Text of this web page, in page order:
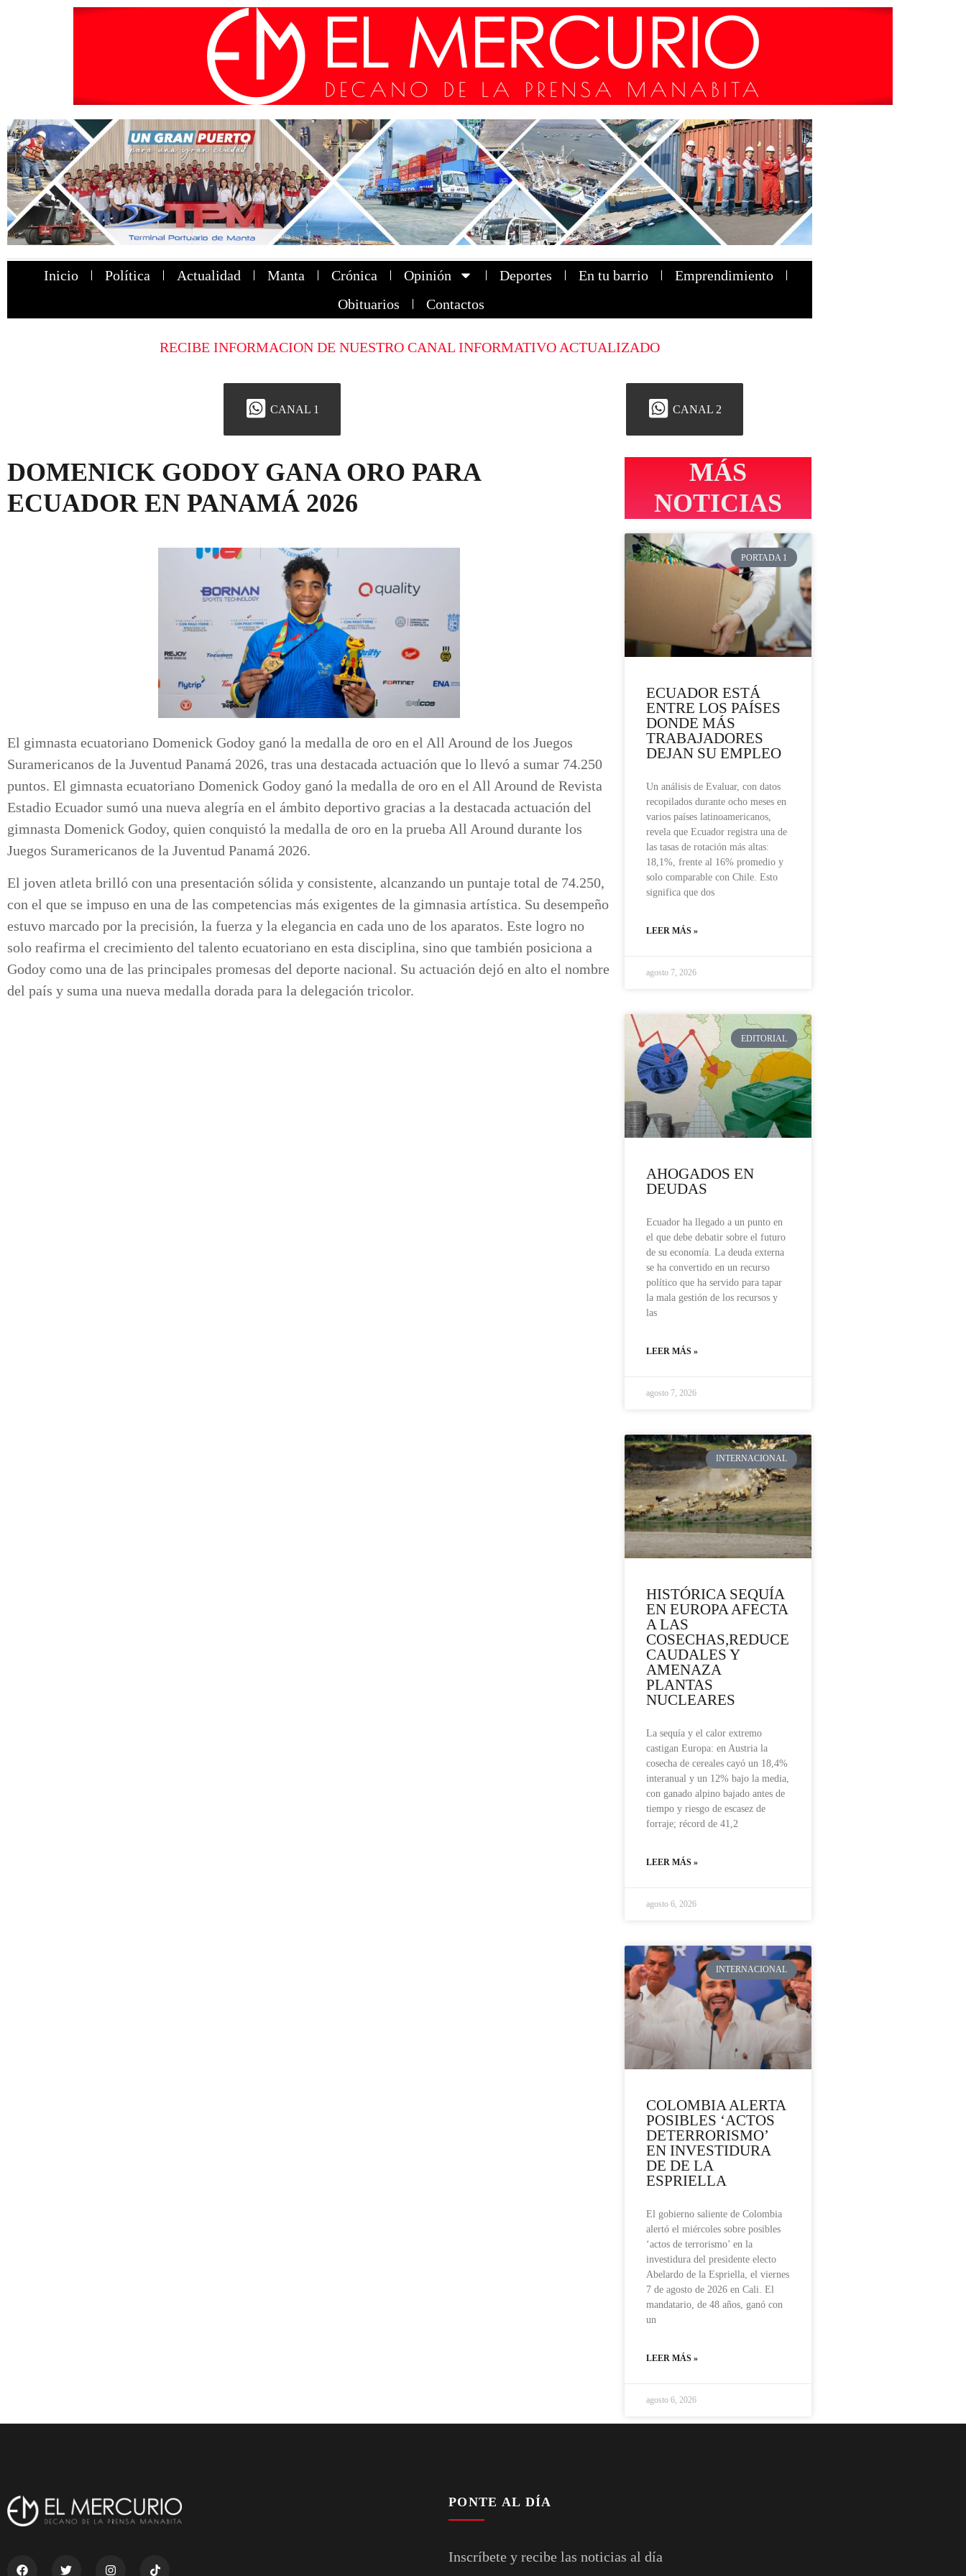
Inicio Política Actualidad Manta Crónica Opinión Deportes En tu barrio
Emprendimiento
Obituarios
Contactos
RECIBE INFORMACION DE NUESTRO CANAL INFORMATIVO ACTUALIZADO
CANAL 1 CANAL 2
DOMENICK GODOY GANA ORO PARA
ECUADOR EN PANAMÁ 2026
El gimnasta ecuatoriano Domenick Godoy ganó la medalla de oro en el All Around de los Juegos
Suramericanos de la Juventud Panamá 2026, tras una destacada actuación que lo llevó a sumar 74.250
puntos. El gimnasta ecuatoriano Domenick Godoy ganó la medalla de oro en el All Around de Revista
Estadio Ecuador sumó una nueva alegría en el ámbito deportivo gracias a la destacada actuación del
gimnasta Domenick Godoy, quien conquistó la medalla de oro en la prueba All Around durante los
Juegos Suramericanos de la Juventud Panamá 2026.
El joven atleta brilló con una presentación sólida y consistente, alcanzando un puntaje total de 74.250,
con el que se impuso en una de las competencias más exigentes de la gimnasia artística. Su desempeño
estuvo marcado por la precisión, la fuerza y la elegancia en cada uno de los aparatos. Este logro no
solo reafirma el crecimiento del talento ecuatoriano en esta disciplina, sino que también posiciona a
Godoy como una de las principales promesas del deporte nacional. Su actuación dejó en alto el nombre
del país y suma una nueva medalla dorada para la delegación tricolor.
MÁS
NOTICIAS
PORTADA 1
ECUADOR ESTÁ
ENTRE LOS PAÍSES
DONDE MÁS
TRABAJADORES
DEJAN SU EMPLEO
Un análisis de Evaluar, con datos
recopilados durante ocho meses en
varios países latinoamericanos,
revela que Ecuador registra una de
las tasas de rotación más altas:
18,1%, frente al 16% promedio y
solo comparable con Chile. Esto
significa que dos
LEER MÁS »
agosto 7, 2026
EDITORIAL
AHOGADOS EN
DEUDAS
Ecuador ha llegado a un punto en
el que debe debatir sobre el futuro
de su economía. La deuda externa
se ha convertido en un recurso
político que ha servido para tapar
la mala gestión de los recursos y
las
LEER MÁS »
agosto 7, 2026
INTERNACIONAL
HISTÓRICA SEQUÍA
EN EUROPA AFECTA
A LAS
COSECHAS,REDUCE
CAUDALES Y
AMENAZA
PLANTAS
NUCLEARES
La sequía y el calor extremo
castigan Europa: en Austria la
cosecha de cereales cayó un 18,4%
interanual y un 12% bajo la media,
con ganado alpino bajado antes de
tiempo y riesgo de escasez de
forraje; récord de 41,2
LEER MÁS »
agosto 6, 2026
INTERNACIONAL
COLOMBIA ALERTA
POSIBLES ‘ACTOS
DETERRORISMO’
EN INVESTIDURA
DE DE LA
ESPRIELLA
El gobierno saliente de Colombia
alertó el miércoles sobre posibles
‘actos de terrorismo’ en la
investidura del presidente electo
Abelardo de la Espriella, el viernes
7 de agosto de 2026 en Cali. El
mandatario, de 48 años, ganó con
un
LEER MÁS »
agosto 6, 2026
PONTE AL DÍA
Inscríbete y recibe las noticias al día